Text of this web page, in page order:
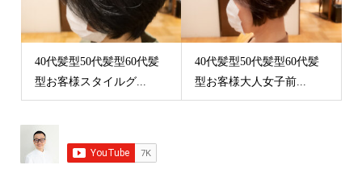
40代髪型50代髪型60代髪
型お客様スタイルグ...
40代髪型50代髪型60代髪
型お客様大人女子前...